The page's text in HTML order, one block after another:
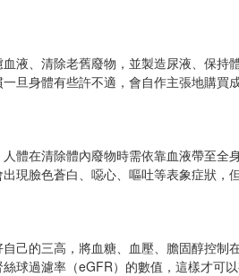
液、清除老舊廢物，並製造尿液、保
旦身體有些許不適，會自作主張地購
體在清除體內廢物時需依靠血液帶至
現臉色蒼白、噁心、嘔吐等表象症狀，
己的三高，將血糖、血壓、膽固醇控
球過濾率（eGFR）的數值，這樣才可